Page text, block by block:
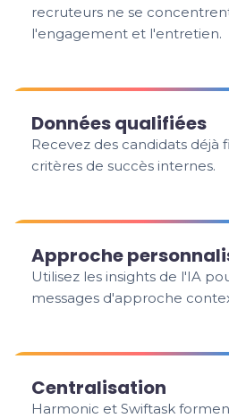
recruteurs ne se
l'engagement et l'entretien.
Données qualifiées
Recevez des candidats déjà
critères de succès internes.
Approche
Utilisez les insights de l'IA
messages d'approche
Centralisation
Harmonic et Swiftask